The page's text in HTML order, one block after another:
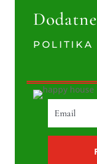
POLITIKA